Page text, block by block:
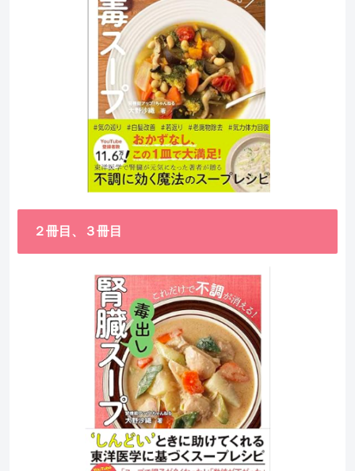
２冊目、３冊目